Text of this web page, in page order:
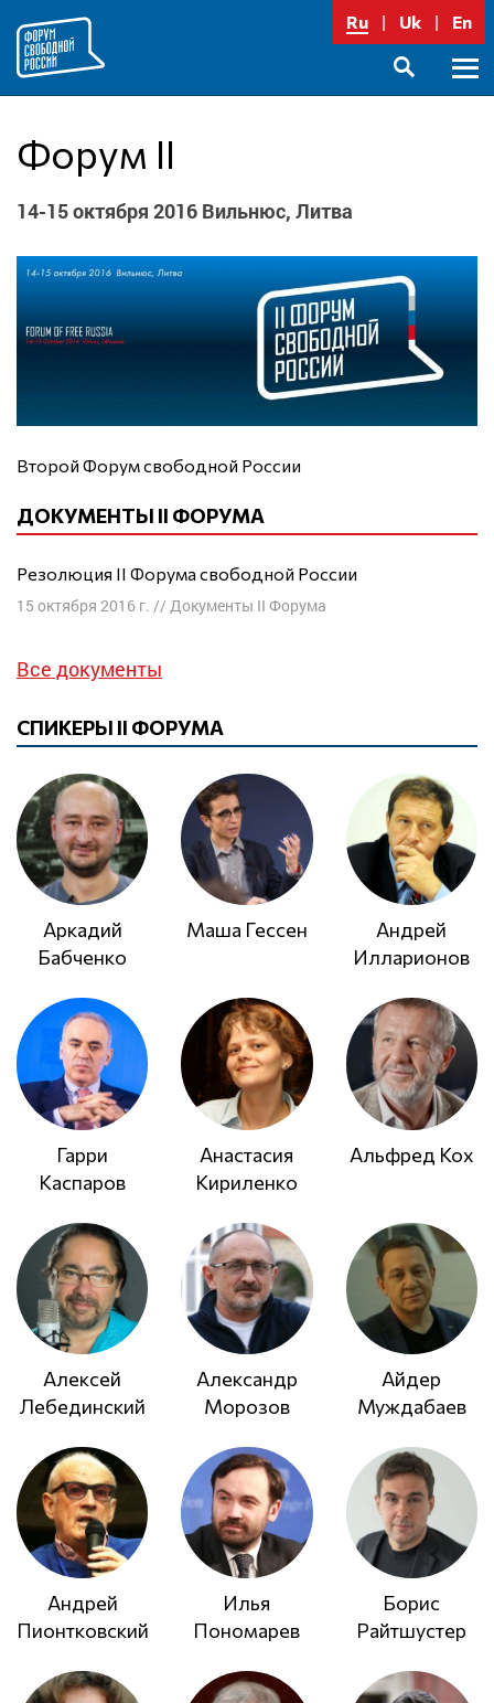
содержимому
Ru Uk En
Форум II
14-15 октября 2016 Вильнюс, Литва
Второй Форум свободной России
ДОКУМЕНТЫ II ФОРУМА
Резолюция II Форума свободной России
15 октября 2016 г. // Документы II Форума
Все документы
СПИКЕРЫ II ФОРУМА
Аркадий
Бабченко
Маша Гессен
Андрей
Илларионов
Гарри
Каспаров
Анастасия
Кириленко
Альфред Кох
Алексей
Лебединский
Александр
Морозов
Айдер
Муждабаев
Андрей
Пионтковский
Илья
Пономарев
Борис
Райтшустер